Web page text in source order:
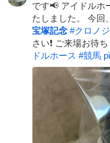
です📢 アイドルホ
たしました。 今回
宝塚記念 #クロノ
さい❗ ご来場お待
ドルホース #競馬